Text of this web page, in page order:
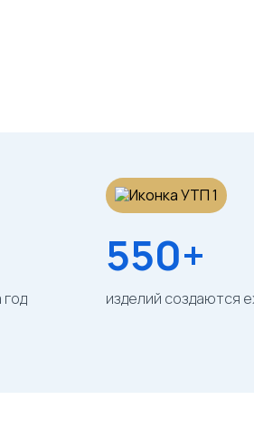
550+
изделий создаются